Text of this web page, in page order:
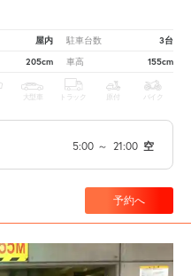
屋内 駐車台数 3台
205cm 車高 155cm
大型車 トラック 原付 バイク
5:00 ～ 21:00 空
予約へ